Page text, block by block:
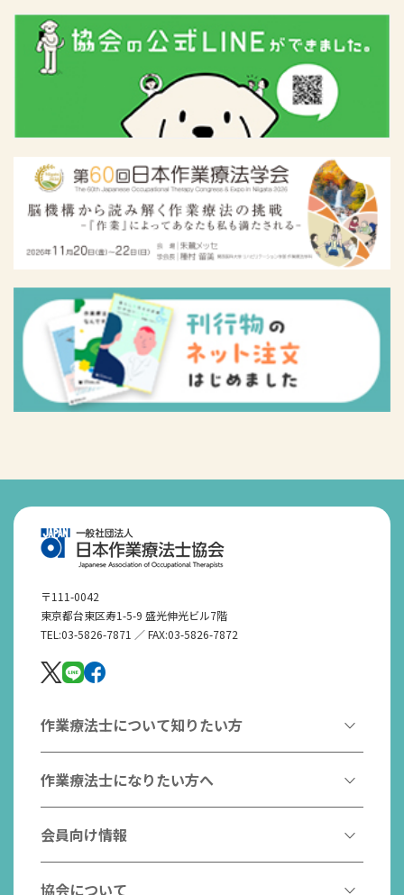
主な協会資料
〒111-0042
東京都台東区寿1-5-9 盛光伸光ビル7階
TEL:03-5826-7871 ／ FAX:03-5826-7872
作業療法士について知りたい方
作業療法とは
作業療法士とは
はたらく作業療法士
作業療法士になりたい方へ
作業療法士になるには
作業療法士として活躍する先輩
会員向け情報
協会からのお知らせ
協会について